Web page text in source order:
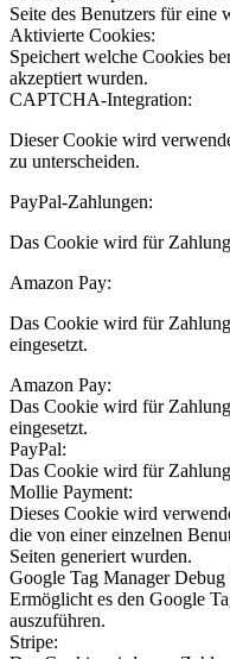
Seite des Benutzers für eine
Aktivierte Cookies:
Speichert welche Cookies
akzeptiert wurden.
CAPTCHA-Integration:
Dieser Cookie wird
zu unterscheiden.
PayPal-Zahlungen:
Das Cookie wird für
Amazon Pay:
Das Cookie wird für
eingesetzt.
Amazon Pay:
Das Cookie wird für
eingesetzt.
PayPal:
Das Cookie wird für
Mollie Payment:
Dieses Cookie wird
die von einer einzelnen
Seiten generiert wurden.
Google Tag Manager Debug
Ermöglicht es den Google
auszuführen.
Stripe: